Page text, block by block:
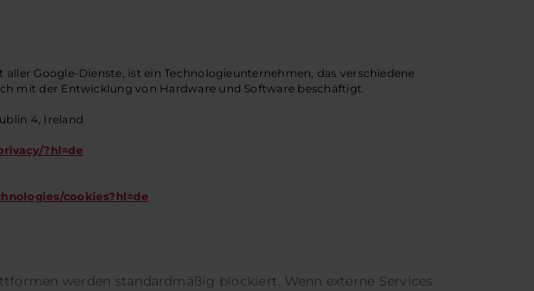
aller Google-Dienste, ist ein Technologieunternehmen, das verschiedene
mit der Entwicklung von Hardware und Software beschäftigt.
4, Ireland
?hl=de
cookies?hl=de
werden standardmäßig blockiert. Wenn externe Services